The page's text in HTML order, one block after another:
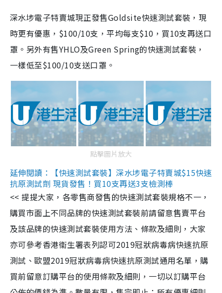
深水埗電子特賣城現正發售Goldsite快速測試套裝，現
時更有優惠，$100/10支，平均每支$10，買10支再送口
罩。另外有售YHLO及Green Spring的快速測試套裝，
一樣低至$100/10支送口罩。
點擊圖片放大
延伸閱讀：【快速測試套裝】深水埗電子特賣城$15快速
抗原測試劑 現貨發售！買10支再送3支檢測棒
<< 提提大家，各零售商發售的快速測試套裝規格不一，
購買市面上不同品牌的快速測試套裝前請留意售賣平台
及該品牌的快速測試套裝使用方法、條款及細則，大家
亦可參考香港衞生署表列認可2019冠狀病毒病快速抗原
測試、歐盟2019冠狀病毒病快速抗原測試通用名單，購
買前留意訂購平台的使用條款及細則，一切以訂購平台